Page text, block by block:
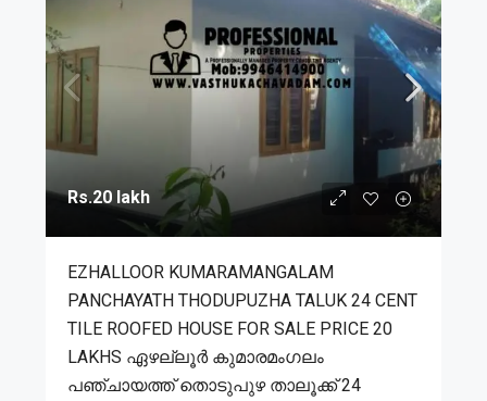
Rs.20 lakh
EZHALLOOR KUMARAMANGALAM
PANCHAYATH THODUPUZHA TALUK 24 CENT
TILE ROOFED HOUSE FOR SALE PRICE 20
LAKHS ഏഴല്ലൂർ കുമാരമംഗലം
പഞ്ചായത്ത് തൊടുപുഴ താലൂക്ക് 24